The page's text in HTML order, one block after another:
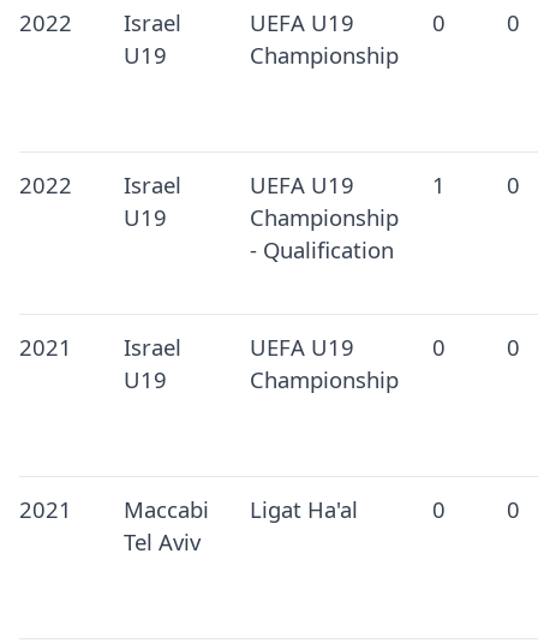
2022
Israel
U19
UEFA U19
Championship
0 0
2022
Israel
U19
UEFA U19
Championship
- Qualification
1 0
2021
Israel
U19
UEFA U19
Championship
0 0
2021
Maccabi
Tel Aviv
Ligat Ha'al 0 0